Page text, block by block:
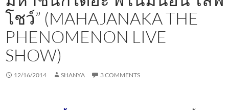
โชว์” (MAHAJANAKA THE
PHENOMENON LIVE
SHOW)
12/16/2014 SHANYA 3 COMMENTS